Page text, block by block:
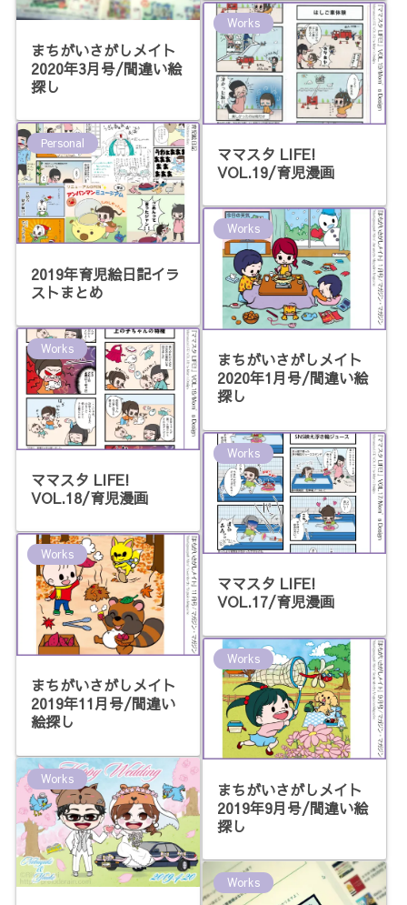
まちがいさがしメイト
2020年3月号/間違い絵
探し
Works
ママスタ LIFE!
VOL.19/育児漫画
Personal
2019年育児絵日記イラ
ストまとめ
Works
まちがいさがしメイト
2020年1月号/間違い絵
探し
Works
ママスタ LIFE!
VOL.18/育児漫画
Works
ママスタ LIFE!
VOL.17/育児漫画
Works
まちがいさがしメイト
2019年11月号/間違い
絵探し
Works
まちがいさがしメイト
2019年9月号/間違い絵
探し
Works
Works